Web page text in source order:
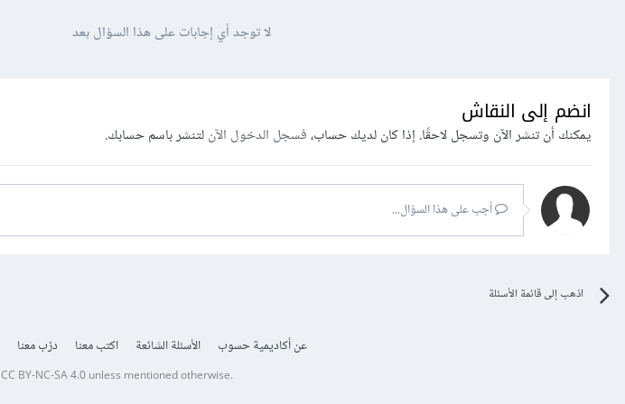
لا توجد أي إجابات على هذا السؤال بعد
انضم إلى النقاش
يمكنك أن تنشر الآن وتسجل لاحقًا. إذا كان لديك حساب،فسجل الدخول الآنلتنشر باسم حسابك.
أجب على هذا السؤال...
اذهب إلى قائمة الأسئلة
عن أكاديمية حسوب الأسئلة الشائعة اكتب معنا درّب معنا
CC BY-NC-SA 4.0unless mentioned otherwise.